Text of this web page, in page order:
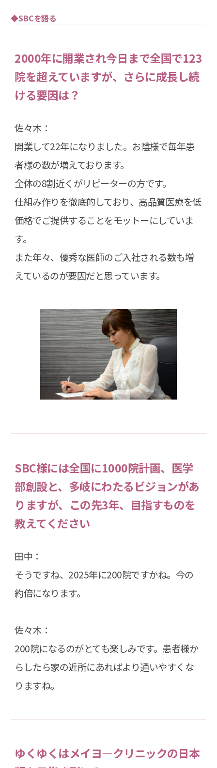
◆SBCを語る
2000年に開業され今日まで全国で123
院を超えていますが、さらに成長し続
ける要因は？
佐々木：
開業して22年になりました。お陰様で毎年患
者様の数が増えております。
全体の8割近くがリピーターの方です。
仕組み作りを徹底的しており、高品質医療を低
価格でご提供することをモットーにしていま
す。
また年々、優秀な医師のご入社される数も増
えているのが要因だと思っています。
SBC様には全国に1000院計画、医学
部創設と、多岐にわたるビジョンがあ
りますが、この先3年、目指すものを
教えてください
田中：
そうですね、2025年に200院ですかね。今の
約倍になります。
佐々木：
200院になるのがとても楽しみです。患者様か
らしたら家の近所にあればより通いやすくな
りますね。
ゆくゆくはメイヨ―クリニックの日本